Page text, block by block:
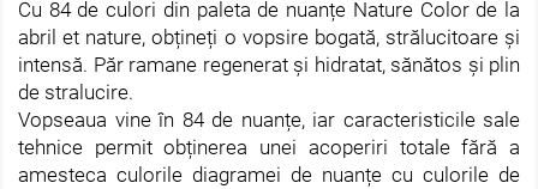
Cu 84 de culori din paleta de nuanțe Nature Color de la
abril et nature, obțineți o vopsire bogată, strălucitoare și
intensă. Păr ramane regenerat și hidratat, sănătos și plin
de stralucire.
Vopseaua vine în 84 de nuanțe, iar caracteristicile sale
tehnice permit obținerea unei acoperiri totale fără a
amesteca culorile diagramei de nuanțe cu culorile de